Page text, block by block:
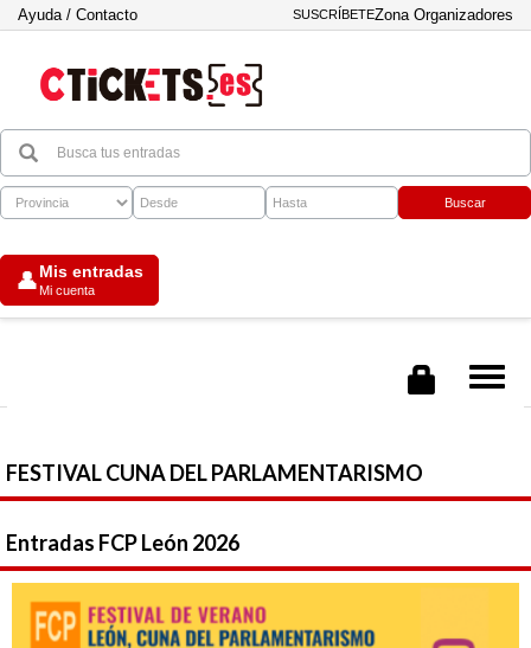
Ayuda / Contacto SUSCRÍBETEZona Organizadores
Buscar
👤Mis entradas
Mi cuenta
FESTIVAL CUNA DEL PARLAMENTARISMO